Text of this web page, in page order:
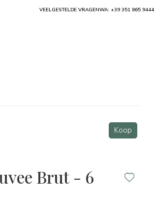
Koop
Brut - 6
VEELGESTELDE VRAGENWA: +39 351 865 9444